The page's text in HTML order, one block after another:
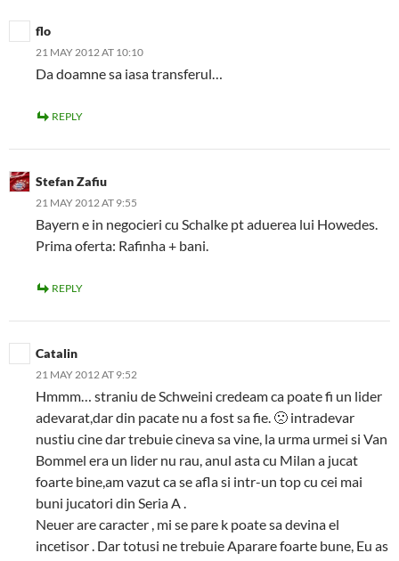
flo
21 MAY 2012 AT 10:10
Da doamne sa iasa transferul…
REPLY
Stefan Zafiu
21 MAY 2012 AT 9:55
Bayern e in negocieri cu Schalke pt aduerea lui Howedes.
Prima oferta: Rafinha + bani.
REPLY
Catalin
21 MAY 2012 AT 9:52
Hmmm… straniu de Schweini credeam ca poate fi un lider
adevarat,dar din pacate nu a fost sa fie. 🙁 intradevar
nustiu cine dar trebuie cineva sa vine, la urma urmei si Van
Bommel era un lider nu rau, anul asta cu Milan a jucat
foarte bine,am vazut ca se afla si intr-un top cu cei mai
buni jucatori din Seria A .
Neuer are caracter , mi se pare k poate sa devina el
incetisor . Dar totusi ne trebuie Aparare foarte bune, Eu as